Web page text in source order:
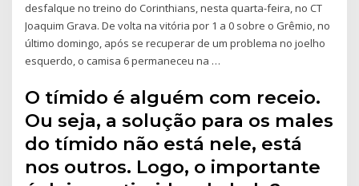
desfalque no treino do Corinthians, nesta quarta-feira, no CT
Joaquim Grava. De volta na vitória por 1 a 0 sobre o Grêmio, no
último domingo, após se recuperar de um problema no joelho
esquerdo, o camisa 6 permaneceu na …
O tímido é alguém com receio.
Ou seja, a solução para os males
do tímido não está nele, está
nos outros. Logo, o importante